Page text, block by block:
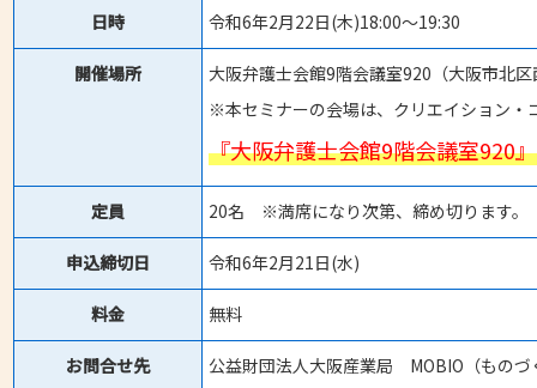
日時 令和6年2月22日(木)18:00～19:30
開催場所
大阪弁護士会館9階会議室920（大阪市北
※本セミナーの会場は、クリエイション・
『大阪弁護士会館9階会議室920』
定員 20名 ※満席になり次第、締め切ります。
申込締切日 令和6年2月21日(水)
料金 無料
お問合せ先
公益財団法人大阪産業局 MOBIO（ものづ